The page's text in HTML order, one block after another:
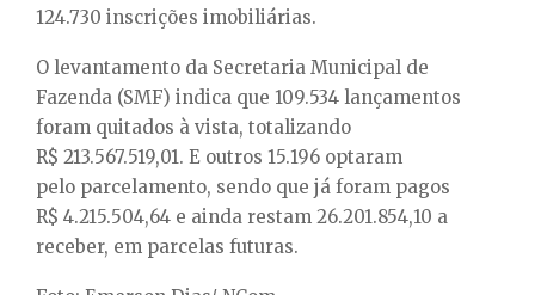
124.730 inscrições imobiliárias.
O levantamento da Secretaria Municipal de
Fazenda (SMF) indica que 109.534 lançamentos
foram quitados à vista, totalizando
R$ 213.567.519,01. E outros 15.196 optaram
pelo parcelamento, sendo que já foram pagos
R$ 4.215.504,64 e ainda restam 26.201.854,10 a
receber, em parcelas futuras.